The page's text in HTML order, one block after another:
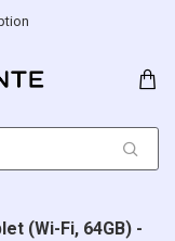
(Wi-Fi, 64GB) -